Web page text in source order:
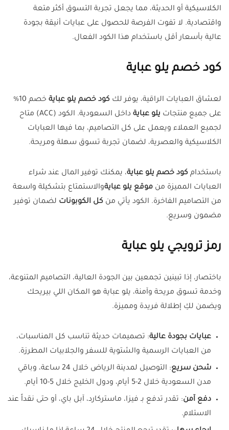
الكلاسيكية أو الحديثة، مما يجعل تجربة التسوق أكثر متعة
واقتصادية. لا تفوت الفرصة للحصول على عبايات أنيقة بجودة
عالية بأسعار أقل باستخدام هذا الكود الفعال.
كود خصم يلو عباية
لعشاق العبايات الراقية، يوفر لك كود خصم يلو عباية
خصم 10%
على جميع منتجات يلو عباية
داخل السعودية. الكود (ACC) متاح
لجميع العملاء ويعمل على كل التصاميم، بما فيها العبايات
الكلاسيكية والعصرية، لضمان تجربة تسوق سهلة ومريحة.
باستخدام كود خصم يلو عباية، يمكنك توفير المال عند شراء
العبايات المميزة من موقع يلو عبايةوالاستمتاع بتشكيلة واسعة
من التصاميم الفاخرة. الكود يأتي من كل الكوبونات لضمان توفير
مضمون وسريع.
رمز ترويجي يلو عباية
باختصار، إذا تبينين تجمعين بين الجودة العالية، التصاميم المتنوعة،
وخدمة تسوق مريحة وآمنة، يلو عباية هو المكان اللي بيريحك
ويضمن لكِ إطلالة فريدة ومميزة.
عبايات بجودة عالية: تصميمات حديثة تناسب كل المناسبات،
من العبايات الرسمية والشتوية للسفر والجلابيات المطرزة.
شحن سريع
: التوصيل لمدينة الرياض خلال 24 ساعة، وباقي
مدن السعودية خلال 2-5 أيام، ودول الخليج خلال 5-10 أيام.
دفع آمن: تقدر تدفع بـ فيزا، ماستركارد، آبل باي، أو حتى نقداً عند
الاستلام.